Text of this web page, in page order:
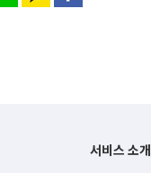
서비스 소개